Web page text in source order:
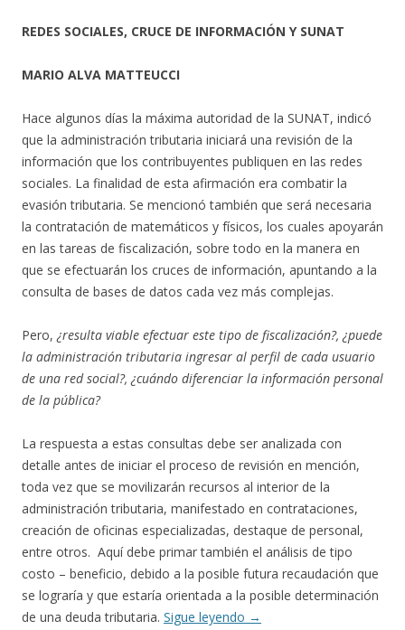
REDES SOCIALES, CRUCE DE INFORMACIÓN Y SUNAT
MARIO ALVA MATTEUCCI
Hace algunos días la máxima autoridad de la SUNAT, indicó
que la administración tributaria iniciará una revisión de la
información que los contribuyentes publiquen en las redes
sociales. La finalidad de esta afirmación era combatir la
evasión tributaria. Se mencionó también que será necesaria
la contratación de matemáticos y físicos, los cuales apoyarán
en las tareas de fiscalización, sobre todo en la manera en
que se efectuarán los cruces de información, apuntando a la
consulta de bases de datos cada vez más complejas.
Pero, ¿resulta viable efectuar este tipo de fiscalización?, ¿puede
la administración tributaria ingresar al perfil de cada usuario
de una red social?, ¿cuándo diferenciar la información personal
de la pública?
La respuesta a estas consultas debe ser analizada con
detalle antes de iniciar el proceso de revisión en mención,
toda vez que se movilizarán recursos al interior de la
administración tributaria, manifestado en contrataciones,
creación de oficinas especializadas, destaque de personal,
entre otros. Aquí debe primar también el análisis de tipo
costo – beneficio, debido a la posible futura recaudación que
se lograría y que estaría orientada a la posible determinación
de una deuda tributaria. Sigue leyendo →